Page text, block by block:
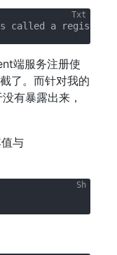
端服务注册使
了。而针对我的
有暴露出来，
与